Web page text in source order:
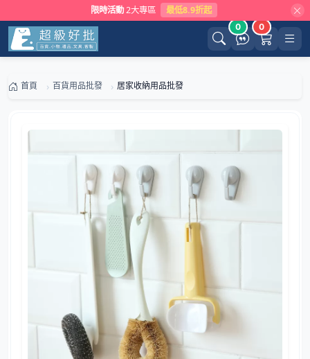
限時活動 2大專區 最低8.9折起
0 0
首頁 百貨用品批發 居家收納用品批發